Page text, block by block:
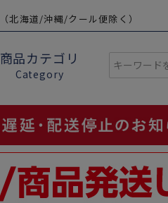
（北海道/沖縄/クール便除く）
商品カテゴリ
Category